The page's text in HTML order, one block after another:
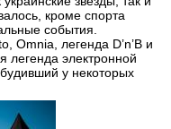
кроме спорта
события.
Omnia, легенда D’n’B и
электронной
у некоторых